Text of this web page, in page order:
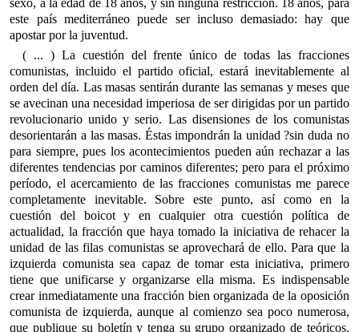
este país mediterráneo puede ser incluso demasiado: hay que
apostar por la juventud.
( ... ) La cuestión del frente único de todas las fracciones
comunistas, incluido el partido oficial, estará inevitablemente al
orden del día. Las masas sentirán durante las semanas y meses que
se avecinan una necesidad imperiosa de ser dirigidas por un partido
revolucionario unido y serio. Las disensiones de los comunistas
desorientarán a las masas. Éstas impondrán la unidad ?sin duda no
para siempre, pues los acontecimientos pueden aún rechazar a las
diferentes tendencias por caminos diferentes; pero para el próximo
período, el acercamiento de las fracciones comunistas me parece
completamente inevitable. Sobre este punto, así como en la
cuestión del boicot y en cualquier otra cuestión política de
actualidad, la fracción que haya tomado la iniciativa de rehacer la
unidad de las filas comunistas se aprovechará de ello. Para que la
izquierda comunista sea capaz de tomar esta iniciativa, primero
tiene que unificarse y organizarse ella misma. Es indispensable
crear inmediatamente una fracción bien organizada de la oposición
comunista de izquierda, aunque al comienzo sea poco numerosa,
que publique su boletín y tenga su grupo organizado de teóricos.